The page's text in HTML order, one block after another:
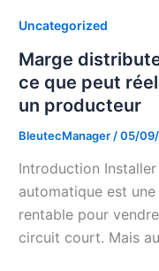
Uncategorized
Marge
ce que peut
un producteur
BleutecManager /05/
Introduction
automatique est
rentable pour
circuit court. Mais